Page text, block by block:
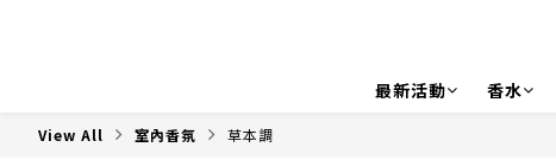
最新活動 香水
View All 室內香氛 草本調